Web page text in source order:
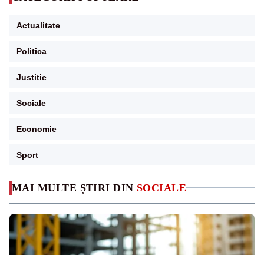
MAI MULTE ȘTIRI DIN SOCIALE
Actualitate
Politica
Justitie
Sociale
Economie
Sport